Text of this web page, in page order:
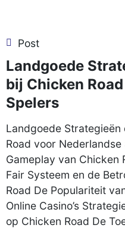
Post
Landgoede
bij Chicken
Spelers
Landgoede Strategieën
Road voor
Gameplay van Chicken
Fair Systeem en de
Road De Populariteit
Online Casino’s
op Chicken Road De